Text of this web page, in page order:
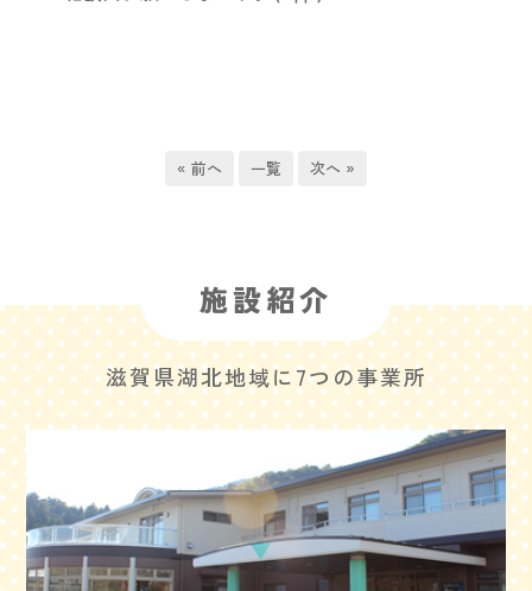
« 前へ 一覧 次へ »
施設紹介
滋賀県湖北地域に7つの事業所